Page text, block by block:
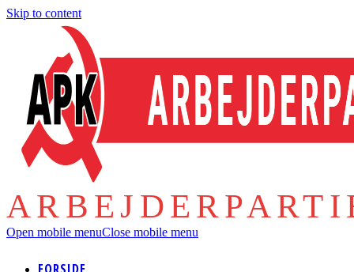
Skip to content
Open mobile menuClose mobile menu